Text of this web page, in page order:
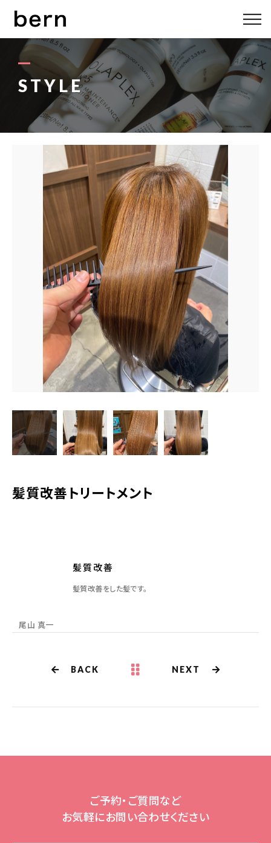
STYLE
髪質改善トリートメント
尾山 真一
髪質改善
髪質改善をした髪です。
BACK NEXT
ご予約・ご質問など
お気軽にお問い合わせください
ABOUT US
MENU
STYLE
STAFF
BLOG
ACCESS
bern 06-6136-6633
TERMINAL bern 06-6136-6633 【火水木日・祝】10:00～19:00
【金土】10:00〜21:00
ご予約はこちら